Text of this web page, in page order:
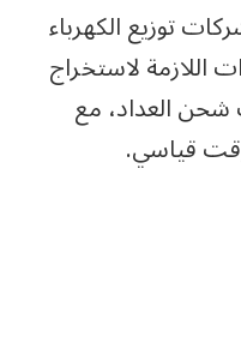
توزيع الكهرباء
اللازمة لاستخراج
شحن العداد، مع
وقت قياسي.